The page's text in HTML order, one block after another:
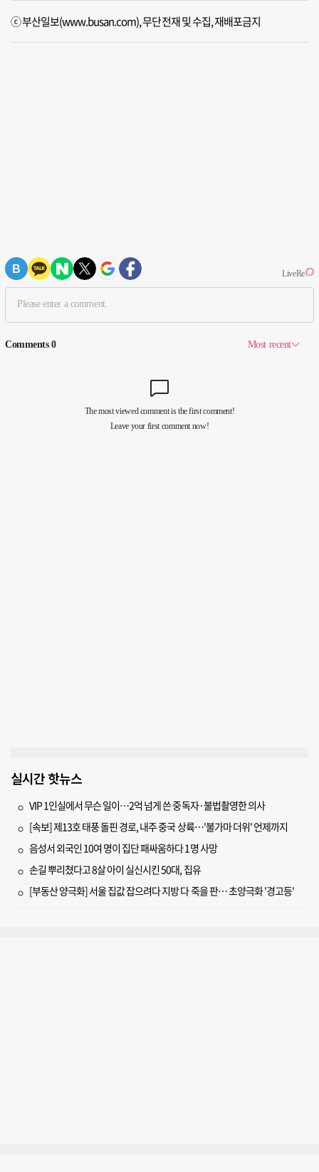
ⓒ 부산일보(www.busan.com), 무단전재 및 수집, 재배포금지
실시간 핫뉴스
VIP 1인실에서 무슨 일이…2억 넘게 쓴 중독자·불법촬영한 의사
[속보] 제13호 태풍 돌핀 경로, 내주 중국 상륙…'불가마 더위' 언제까지
음성서 외국인 10여 명이 집단 패싸움하다 1명 사망
손길 뿌리쳤다고 8살 아이 실신시킨 50대, 집유
[부동산 양극화] 서울 집값 잡으려다 지방 다 죽을 판… 초양극화 '경고등'